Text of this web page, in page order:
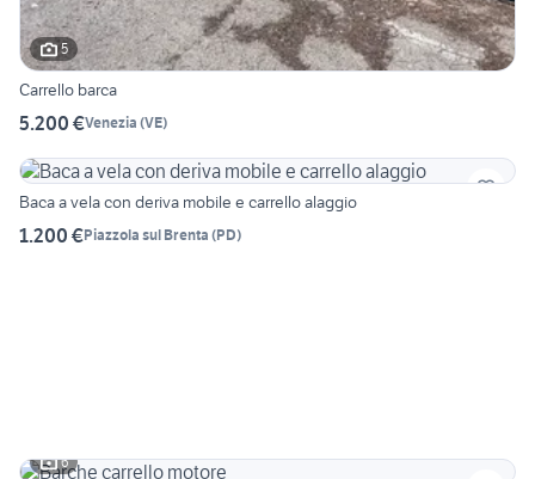
5
Carrello barca
5.200 €Venezia (VE)
Baca a vela con deriva mobile e carrello alaggio
1.200 €Piazzola sul Brenta (PD)
6